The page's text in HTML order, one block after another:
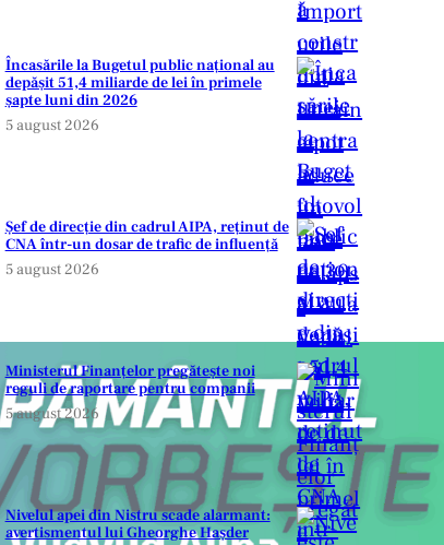
Încasările la Bugetul public național au
depășit 51,4 miliarde de lei în primele
șapte luni din 2026
5 august 2026
Șef de direcție din cadrul AIPA, reținut de
CNA într-un dosar de trafic de influență
5 august 2026
Ministerul Finanțelor pregătește noi
reguli de raportare pentru companii
5 august 2026
Nivelul apei din Nistru scade alarmant:
avertismentul lui Gheorghe Hașder